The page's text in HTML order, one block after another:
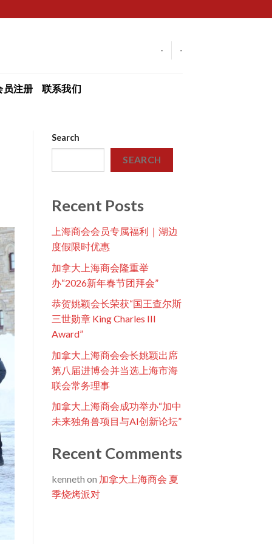
- -
员注册 联系我们
Search
SEARCH
Recent Posts
上海商会会员专属福利｜湖边
度假限时优惠
加拿大上海商会隆重举
办“2026新年春节团拜会”
恭贺姚颖会长荣获“国王查尔斯
三世勋章 King Charles III
Award”
加拿大上海商会会长姚颖出席
第八届进博会并当选上海市海
联会常务理事
加拿大上海商会成功举办“加中
未来独角兽项目与AI创新论坛”
Recent Comments
kenneth on 加拿大上海商会 夏
季烧烤派对